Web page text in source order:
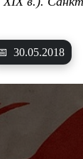
30.05.2018